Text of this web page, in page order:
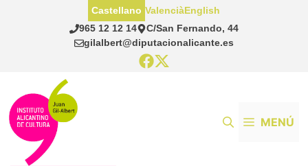
965 12 12 14
C/San Fernando, 44
gilalbert@diputacionalicante.es
Castellano ValenciàEnglish
MENÚ